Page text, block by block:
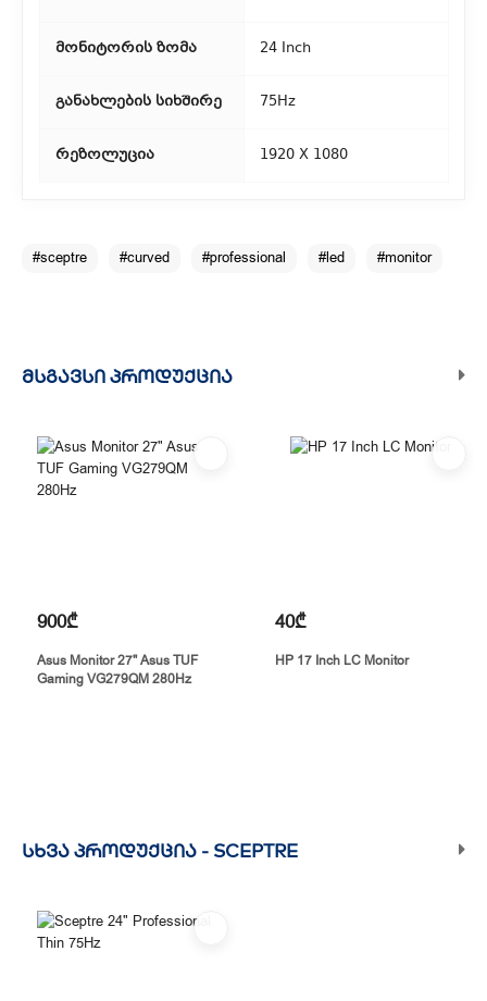
მონიტორის ზომა 24 Inch
განახლების სიხშირე 75Hz
რეზოლუცია 1920 X 1080
#sceptre #curved #professional #led #monitor
ᲛᲡᲒᲐᲕᲡᲘ ᲞᲠᲝᲓᲣᲥᲪᲘᲐ
900₾
Asus Monitor 27" Asus TUF
Gaming VG279QM 280Hz
40₾
HP 17 Inch LC Monitor
ᲡᲮᲕᲐ ᲞᲠᲝᲓᲣᲥᲪᲘᲐ - SCEPTRE